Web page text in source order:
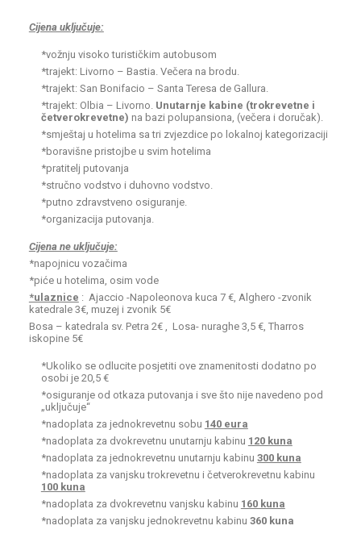
Cijena uključuje:
*vožnju visoko turističkim autobusom
*trajekt: Livorno – Bastia. Večera na brodu.
*trajekt: San Bonifacio – Santa Teresa de Gallura.
*trajekt: Olbia – Livorno. Unutarnje kabine (trokrevetne i
četverokrevetne) na bazi polupansiona, (večera i doručak).
*smještaj u hotelima sa tri zvjezdice po lokalnoj kategorizaciji
*boravišne pristojbe u svim hotelima
*pratitelj putovanja
*stručno vodstvo i duhovno vodstvo.
*putno zdravstveno osiguranje.
*organizacija putovanja.
Cijena ne uključuje:
*napojnicu vozačima
*piće u hotelima, osim vode
*ulaznice : Ajaccio -Napoleonova kuca 7 €, Alghero -zvonik
katedrale 3€, muzej i zvonik 5€
Bosa – katedrala sv. Petra 2€ , Losa- nuraghe 3,5 €, Tharros
iskopine 5€
*Ukoliko se odlucite posjetiti ove znamenitosti dodatno po
osobi je 20,5 €
*osiguranje od otkaza putovanja i sve što nije navedeno pod
„uključuje“
*nadoplata za jednokrevetnu sobu 140 eura
*nadoplata za dvokrevetnu unutarnju kabinu 120 kuna
*nadoplata za jednokrevetnu unutarnju kabinu 300 kuna
*nadoplata za vanjsku trokrevetnu i četverokrevetnu kabinu
100 kuna
*nadoplata za dvokrevetnu vanjsku kabinu 160 kuna
*nadoplata za vanjsku jednokrevetnu kabinu 360 kuna